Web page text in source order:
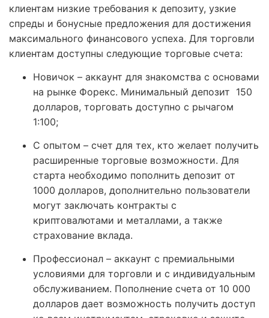
клиентам низкие требования к депозиту, узкие
спреды и бонусные предложения для достижения
максимального финансового успеха. Для торговли
клиентам доступны следующие торговые счета:
Новичок – аккаунт для знакомства с основами
на рынке Форекс. Минимальный депозит 150
долларов, торговать доступно с рычагом
1:100;
С опытом – счет для тех, кто желает получить
расширенные торговые возможности. Для
старта необходимо пополнить депозит от
1000 долларов, дополнительно пользователи
могут заключать контракты с
криптовалютами и металлами, а также
страхование вклада.
Профессионал – аккаунт с премиальными
условиями для торговли и с индивидуальным
обслуживанием. Пополнение счета от 10 000
долларов дает возможность получить доступ